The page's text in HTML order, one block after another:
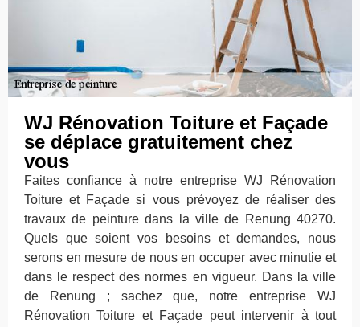
WJ Rénovation Toiture et Façade
se déplace gratuitement chez
vous
Faites confiance à notre entreprise WJ Rénovation
Toiture et Façade si vous prévoyez de réaliser des
travaux de peinture dans la ville de Renung 40270.
Quels que soient vos besoins et demandes, nous
serons en mesure de nous en occuper avec minutie et
dans le respect des normes en vigueur. Dans la ville
de Renung ; sachez que, notre entreprise WJ
Rénovation Toiture et Façade peut intervenir à tout